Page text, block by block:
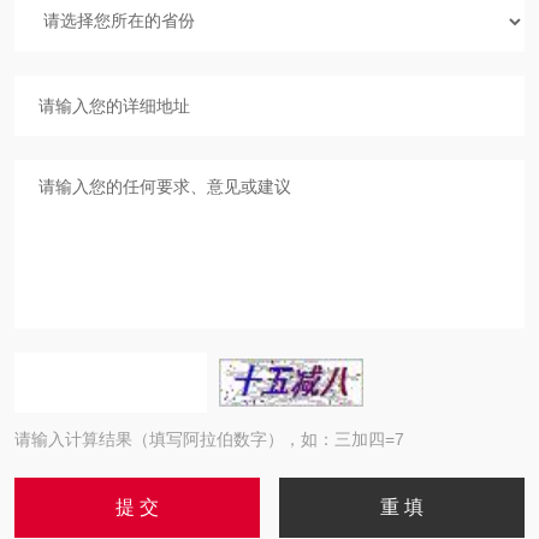
请输入计算结果（填写阿拉伯数字），如：三加四=7